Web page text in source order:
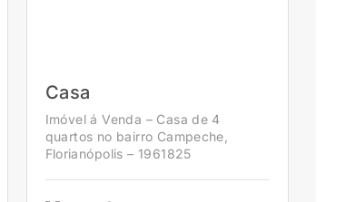
Casa
Imóvel á Venda – Casa de 4
quartos no bairro Campeche,
Florianópolis – 1961825